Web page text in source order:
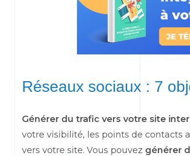
Réseaux sociaux : 7
Générer du trafic vers votre site
votre visibilité, les points de contacts
vers votre site. Vous pouvez générer